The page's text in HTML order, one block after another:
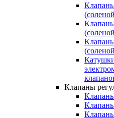
Клапаны